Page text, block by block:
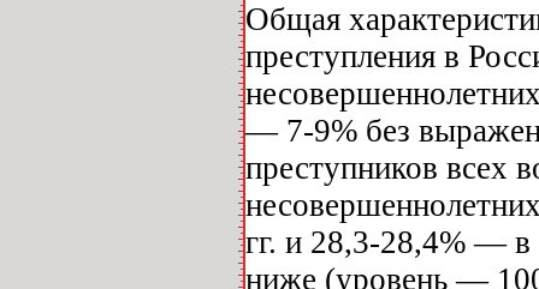
Общая
преступления в
— 7-9% без
преступников всех
гг. и 28,3-28,4% — в
ниже (уровень —